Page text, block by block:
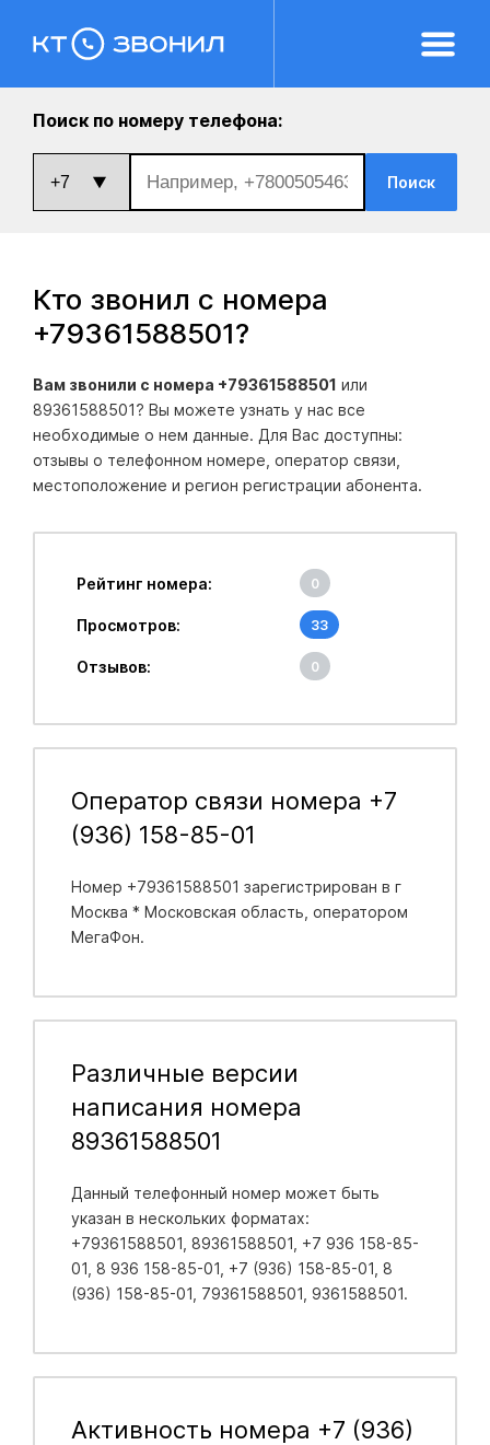
Поиск по номеру телефона:
Поиск
Кто звонил с номера
+79361588501?
Вам звонили с номера +79361588501 или
89361588501? Вы можете узнать у нас все
необходимые о нем данные. Для Вас доступны:
отзывы о телефонном номере, оператор связи,
местоположение и регион регистрации абонента.
Рейтинг номера: 0
Просмотров: 33
Отзывов: 0
Оператор связи номера +7
(936) 158-85-01
Номер +79361588501 зарегистрирован в г
Москва * Московская область , оператором
МегаФон.
Различные версии
написания номера
89361588501
Данный телефонный номер может быть
указан в нескольких форматах:
+79361588501, 89361588501, +7 936 158-85-
01, 8 936 158-85-01, +7 (936) 158-85-01, 8
(936) 158-85-01, 79361588501, 9361588501.
Активность номера +7 (936)